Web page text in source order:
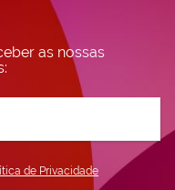
as nossas
de Privacidade